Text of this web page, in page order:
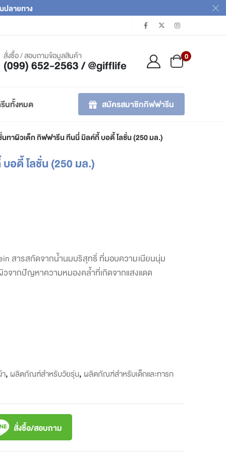
ปลายทาง
สั่งซื้อ / สอบถามข้อมูลสินค้า
(099) 652-2563 / @gifflife
0
นทั้งหมด สมัครสมาชิกกิฟฟารีน
นทาผิวเด็ก กิฟฟารีน ทีนนี่ มิลค์กี้ บอดี้ โลชั่น (250 มล.)
อดี้ โลชั่น (250 มล.)
สารสกัดจากน้ำนมบริสุทธิ์ ที่มอบความเนียนนุ่ม
วจากปัญหาความหมองคล้ำที่เกิดจากแสงแดด
, ผลิตภัณฑ์สำหรับวัยรุ่น, ผลิตภัณฑ์สำหรับเด็กและทารก
สั่งซื้อ/สอบถาม